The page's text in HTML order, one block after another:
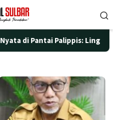
di Pantai Palippis: